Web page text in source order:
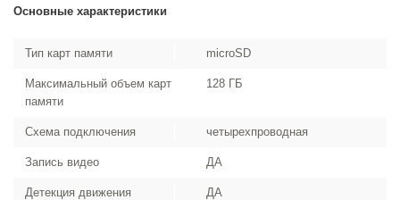
Основные характеристики
Тип карт памяти microSD
Максимальный объем карт
памяти
128 ГБ
Схема подключения четырехпроводная
Запись видео ДА
Детекция движения ДА